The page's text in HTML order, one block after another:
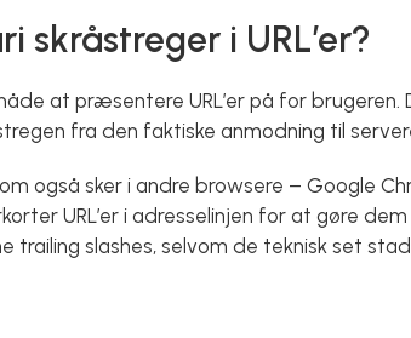
skråstreger i URL’er?
at præsentere URL’er på for
fra den faktiske anmodning til
også sker i andre browsere – Google
URL’er i adresselinjen for at gøre
slashes, selvom de teknisk set